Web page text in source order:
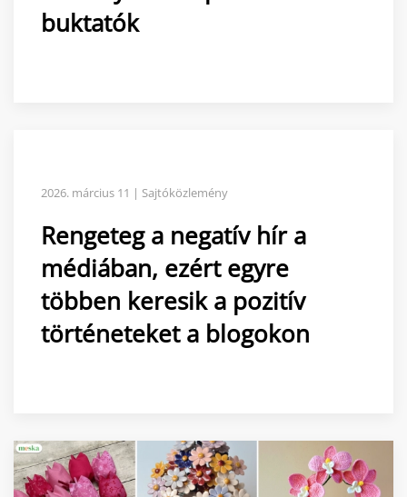
buktatók
2026. március 11 | Sajtóközlemény
Rengeteg a negatív hír a
médiában, ezért egyre
többen keresik a pozitív
történeteket a blogokon